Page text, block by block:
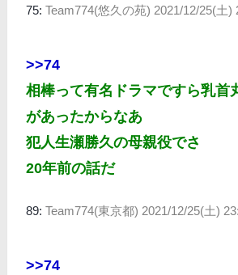
75:Team774(悠久の苑) 2021/12/25(土)
>>74
相棒って有名ドラマですら乳首
があったからなあ
犯人生瀬勝久の母親役でさ
20年前の話だ
89:Team774(東京都) 2021/12/25(土)
>>74